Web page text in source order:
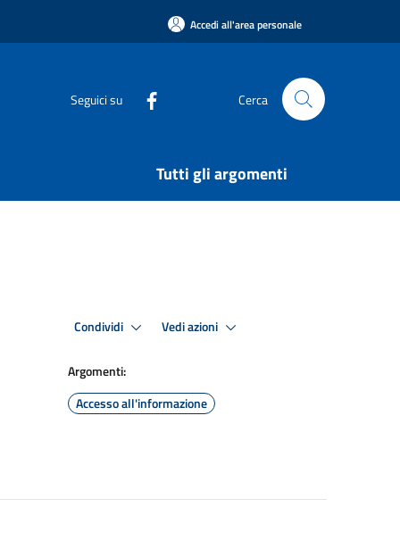
Accedi all'area personale
Seguici su Cerca
Tutti gli argomenti
Condividi Vedi azioni
Argomenti:
Accesso all'informazione